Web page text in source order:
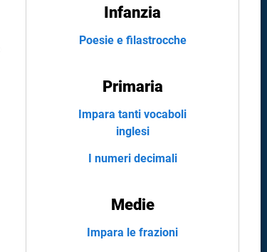
Infanzia
Poesie e filastrocche
Primaria
Impara tanti vocaboli
inglesi
I numeri decimali
Medie
Impara le frazioni